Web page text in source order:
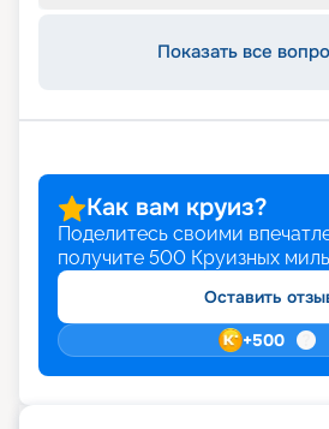
Показать все
Как вам круиз?
Поделитесь своими
получите 500 Круизных миль
Оставить
+500